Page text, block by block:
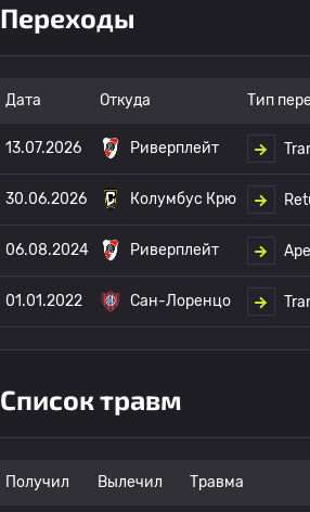
Переходы
Дата Откуда Тип
13.07.2026 Риверплейт
30.06.2026 Колумбус Крю
06.08.2024 Риверплейт
01.01.2022 Сан-Лоренцо
Список травм
Получил Вылечил Травма